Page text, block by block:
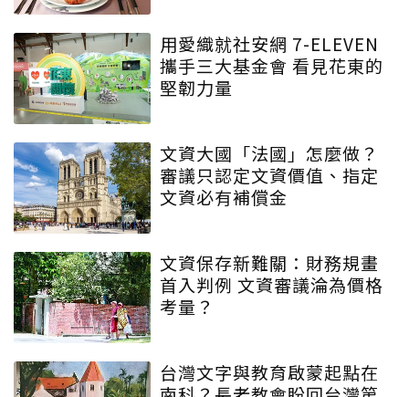
用愛織就社安網 7-ELEVEN
攜手三大基金會 看見花東的
堅韌力量
文資大國「法國」怎麼做？
審議只認定文資價值、指定
文資必有補償金
文資保存新難關：財務規畫
首入判例 文資審議淪為價格
考量？
台灣文字與教育啟蒙起點在